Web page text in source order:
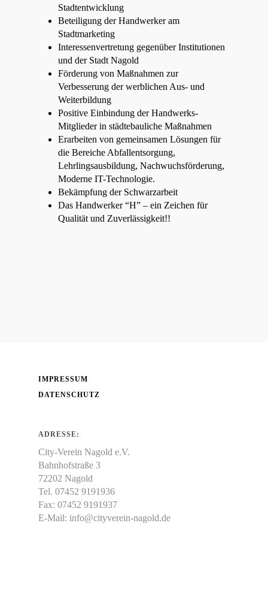
Stadtentwicklung
Beteiligung der Handwerker am
Stadtmarketing
Interessenvertretung gegenüber Institutionen
und der Stadt Nagold
Förderung von Maßnahmen zur
Verbesserung der werblichen Aus- und
Weiterbildung
Positive Einbindung der Handwerks-
Mitglieder in städtebauliche Maßnahmen
Erarbeiten von gemeinsamen Lösungen für
die Bereiche Abfallentsorgung,
Lehrlingsausbildung, Nachwuchsförderung,
Moderne IT-Technologie.
Bekämpfung der Schwarzarbeit
Das Handwerker “H” – ein Zeichen für
Qualität und Zuverlässigkeit!!
IMPRESSUM
DATENSCHUTZ
ADRESSE:
City-Verein Nagold e.V.
Bahnhofstraße 3
72202 Nagold
Tel. 07452 9191936
Fax: 07452 9191937
E-Mail: info@cityverein-nagold.de